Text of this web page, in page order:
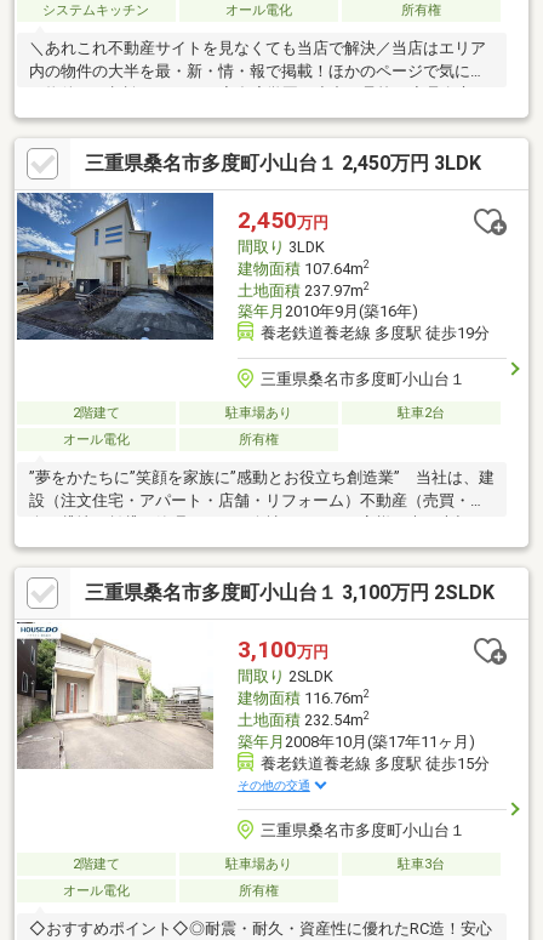
システムキッチン
オール電化 所有権
＼あれこれ不動産サイトを見なくても当店で解決／当店はエリア
内の物件の大半を最・新・情・報で掲載！ほかのページで気にな
る物件もご相談ください。◆多度学園（小中一貫校）◆桑名市コ
ミュニティバス「多度地区市民センター」停まで徒歩約7分◆駐
車4台可能◆キッチン収納付きLDK20.5帖◆リビングイン階段を採
用※写真をクリックすると、詳細をご覧いただけます。＝＝＝＝
＝＝＝＝＝＝＝＝＝＝＝＝＝＝＝＝＝＝＝＝＝《失敗しない住宅
ローン選び！》豊富な銀行金利情報を持っていますので、お客様
の安心ゆとりのある資金計画をご提案できます。＝＝＝＝＝＝＝
＝＝＝＝＝＝＝＝＝＝＝＝＝＝＝＝＝＝
三重県桑名市多度町小山台１ 2,450万円 3LDK
2,450万円
間取り 3LDK
建物面積107.64m2
土地面積237.97m2
築年月 2010年9月(築16年)
養老鉄道養老線 多度駅 徒歩19分
三重県桑名市多度町小山台１
2階建て 駐車場あり
駐車2台
オール電化
所有権
”夢をかたちに”笑顔を家族に”感動とお役立ち創造業” 当社は、建
設（注文住宅・アパート・店舗・リフォーム）不動産（売買・仲
に、お客様のご希望物件をお捜しします。お気軽にお立ち寄りく
ださい。スタッフ一同お待ちしております。
三重県桑名市多度町小山台１ 3,100万円 2SLDK
3,100万円
間取り 2SLDK
建物面積116.76m2
土地面積232.54m2
築年月 2008年10月(築17年11ヶ月)
養老鉄道養老線 多度駅 徒歩15分
その他の交通
三重県桑名市多度町小山台１
2階建て 駐車場あり
駐車3台
オール電化
所有権
◇おすすめポイント◇◎耐震・耐久・資産性に優れたRC造！安心